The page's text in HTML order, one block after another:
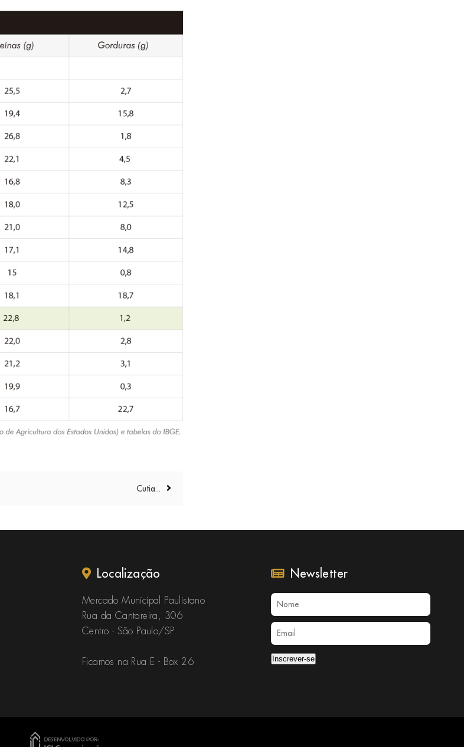
Cutia...
Localização
Mercado Municipal Paulistano
Rua da Cantareira, 306
Centro - São Paulo/SP
Ficamos na Rua E - Box 26
Newsletter
Inscrever-se